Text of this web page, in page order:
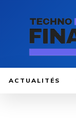
ACTUALITÉS